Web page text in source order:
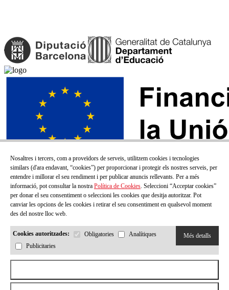
SUBSCRIU-TE AL NOSTRE BUTLLETÍ!
Correu electrónic
Nosaltres i tercers, com a proveïdors de serveis, utilitzem cookies i tecnologies
similars (d'ara endavant, “cookies”) per proporcionar i protegir els nostres serveis, per
entendre i millorar el seu rendiment i per publicar anuncis rellevants. Per a més
informació, pot consultar la nostra Política de Cookies. Seleccioni “Acceptar cookies”
per donar el seu consentiment o seleccioni les cookies que desitja autoritzar. Pot
canviar les opcions de les cookies i retirar el seu consentiment en qualsevol moment
des del nostre lloc web.
Cookies autoritzades: Obligatories
Analítiques
Publicitaries
Més detalls